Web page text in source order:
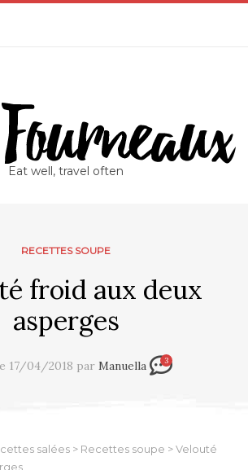
Eat well, travel often
RECETTES SOUPE
froid aux deux
asperges
17/04/2018 par Manuella 3
salées > Recettes soupe >Velouté